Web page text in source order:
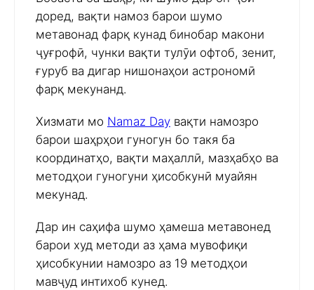
доред, вақти намоз барои шумо
метавонад фарқ кунад бинобар макони
ҷуғрофӣ, чунки вақти тулӯи офтоб, зенит,
ғуруб ва дигар нишонаҳои астрономӣ
фарқ мекунанд.
Хизмати мо Namaz Day вақти намозро
барои шаҳрҳои гуногун бо такя ба
координатҳо, вақти маҳаллӣ, мазҳабҳо ва
методҳои гуногуни ҳисобкунӣ муайян
мекунад.
Дар ин саҳифа шумо ҳамеша метавонед
барои худ методи аз ҳама мувофиқи
ҳисобкунии намозро аз 19 методҳои
мавҷуд интихоб кунед.